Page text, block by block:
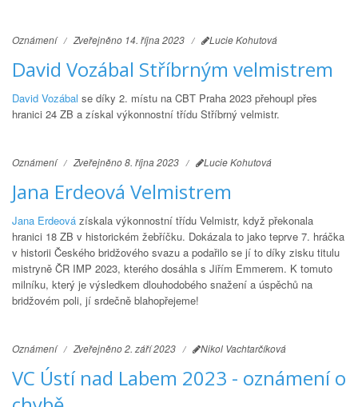
Oznámení Zveřejněno 14. října 2023 Lucie Kohutová
David Vozábal Stříbrným velmistrem
David Vozábal se díky 2. místu na CBT Praha 2023 přehoupl přes
hranici 24 ZB a získal výkonnostní třídu Stříbrný velmistr.
Oznámení Zveřejněno 8. října 2023 Lucie Kohutová
Jana Erdeová Velmistrem
Jana Erdeová získala výkonnostní třídu Velmistr, když překonala
hranici 18 ZB v historickém žebříčku. Dokázala to jako teprve 7. hráčka
v historii Českého bridžového svazu a podařilo se jí to díky zisku titulu
mistryně ČR IMP 2023, kterého dosáhla s Jiřím Emmerem. K tomuto
milníku, který je výsledkem dlouhodobého snažení a úspěchů na
bridžovém poli, jí srdečně blahopřejeme!
Oznámení Zveřejněno 2. září 2023 Nikol Vachtarčíková
VC Ústí nad Labem 2023 - oznámení o